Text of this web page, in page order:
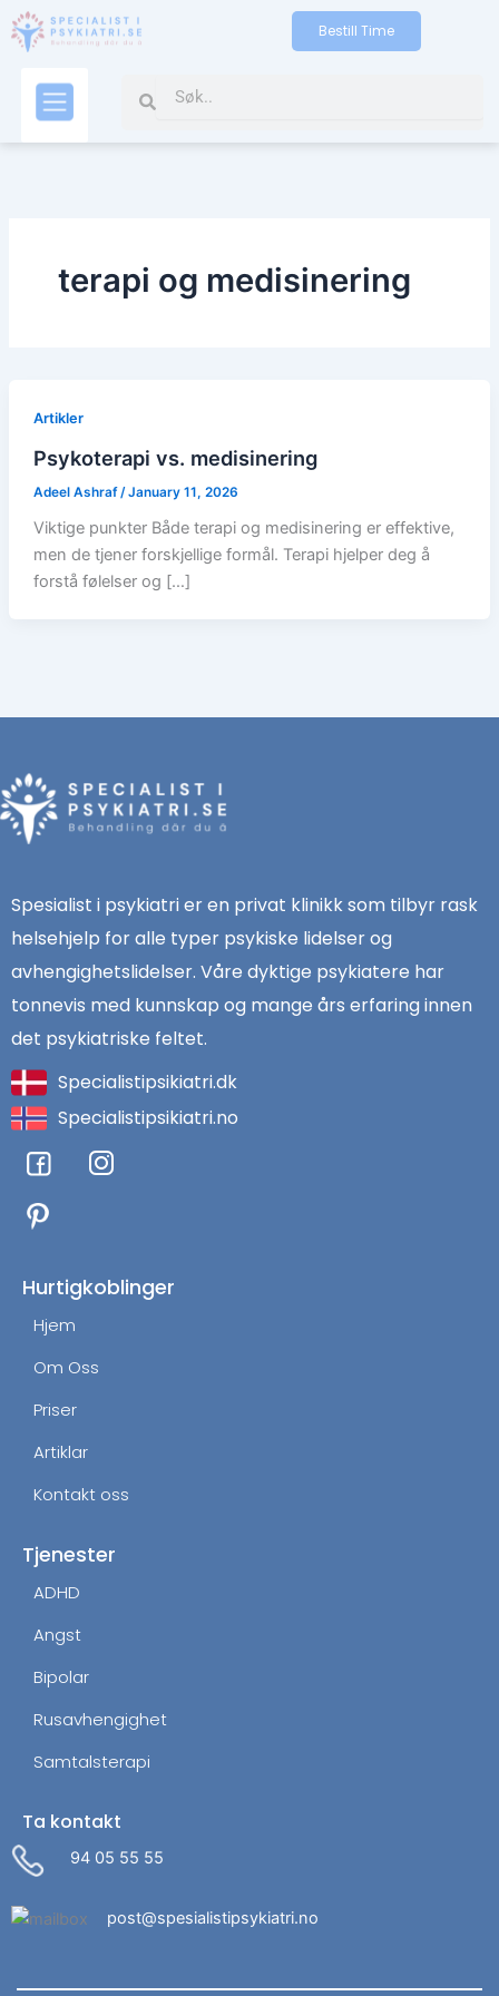
Skip
to
Bestill Time
Search
terapi og medisinering
Artikler
Psykoterapi vs. medisinering
Adeel Ashraf /January 11, 2026
Viktige punkter Både terapi og medisinering er effektive,
men de tjener forskjellige formål. Terapi hjelper deg å
forstå følelser og […]
Spesialist i psykiatri er en privat klinikk som tilbyr rask
helsehjelp for alle typer psykiske lidelser og
avhengighetslidelser. Våre dyktige psykiatere har
tonnevis med kunnskap og mange års erfaring innen
det psykiatriske feltet.
Specialistipsikiatri.dk
Specialistipsikiatri.no
F
a
c
e
o
k
I
n
g
Hurtigkoblinger
Hjem
Om Oss
Priser
Artiklar
Kontakt oss
Tjenester
ADHD
Angst
Bipolar
Rusavhengighet
Samtalsterapi
Ta kontakt
94 05 55 55
post@spesialistipsykiatri.no